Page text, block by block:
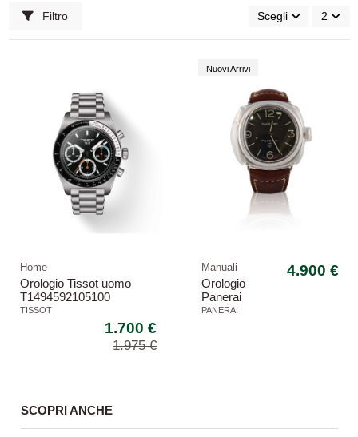
Filtro Scegli 2
Home
Orologio Tissot uomo
T1494592105100
Mechanical Chronograph
TISSOT
1.700 €
1.975 €
Nuovi Arrivi
Manuali
Orologio
Panerai
Radiomir
PANERAI
4.900 €
SCOPRI ANCHE